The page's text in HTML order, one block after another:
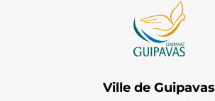
Ville de Guipavas